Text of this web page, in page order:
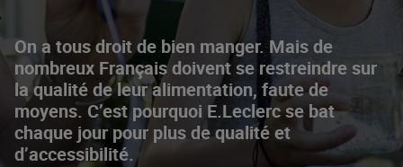
On a tous droit de bien manger. Mais de
nombreux Français doivent se restreindre sur
la qualité de leur alimentation, faute de
moyens. C’est pourquoi E.Leclerc se bat
chaque jour pour plus de qualité et
d’accessibilité.